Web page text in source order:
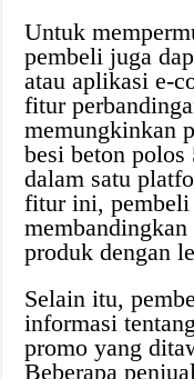
Untuk
pembeli juga
atau aplikasi e-
fitur
memungkinkan
besi beton
dalam satu
fitur ini, pembeli
produk dengan
Selain itu,
informasi
promo yang
Beberapa